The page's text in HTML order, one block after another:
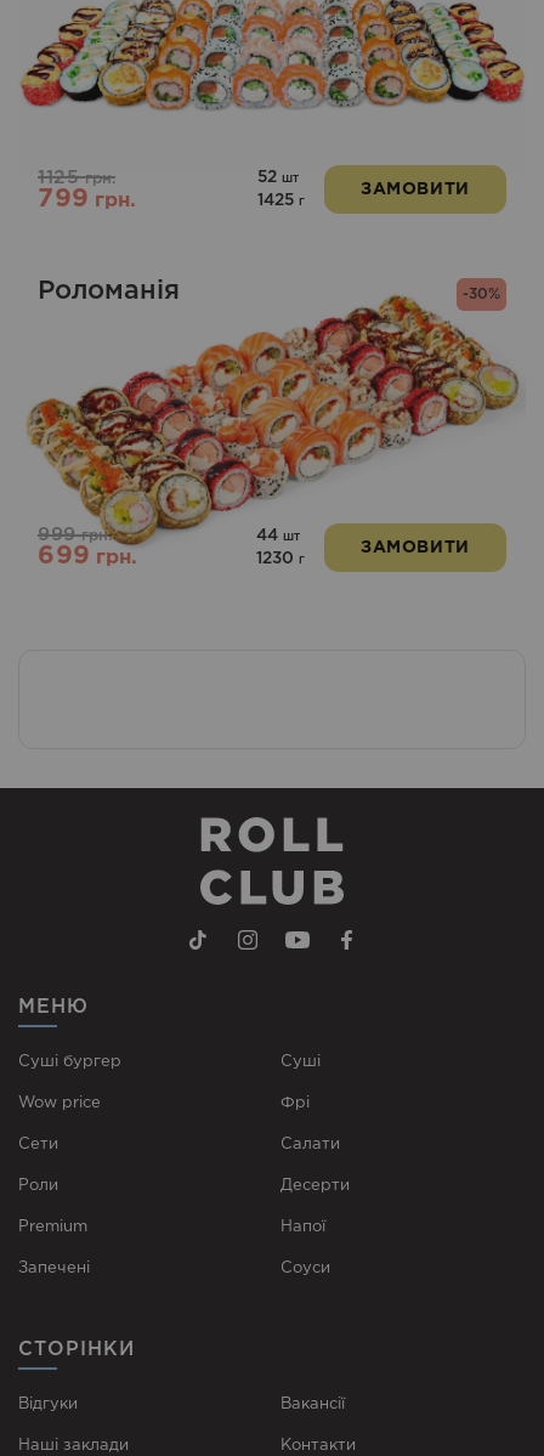
1125грн.
799грн.
52 шт
1425 г
ЗАМОВИТИ
-30%
Роломанія
999грн.
699грн.
44 шт
1230 г
ЗАМОВИТИ
МЕНЮ
Суші бургер
Wow price
Сети
Роли
Premium
Запечені
Суші
Фрі
Cалати
Десерти
Напої
Соуси
СТОРІНКИ
Відгуки
Наші заклади
Вакансії
Контакти